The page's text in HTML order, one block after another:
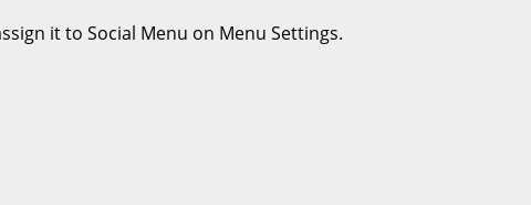
it to Social Menu on Menu Settings.